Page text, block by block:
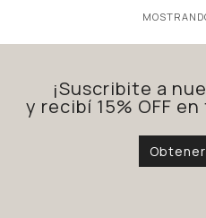
¡Suscribite a
y recibí 15% OFF